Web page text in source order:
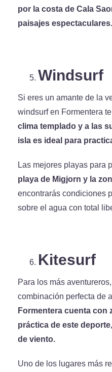
por la costa de Cala
paisajes espectaculares.
Windsurf
Si eres un amante de la
windsurf en Formentera
clima templado y a las
isla es ideal para
Las mejores playas para
playa de Migjorn y la
encontrarás condiciones
sobre el agua con total
Kitesurf
Para los más
combinación perfecta de
Formentera cuenta con
práctica de este
de viento.
Uno de los lugares más